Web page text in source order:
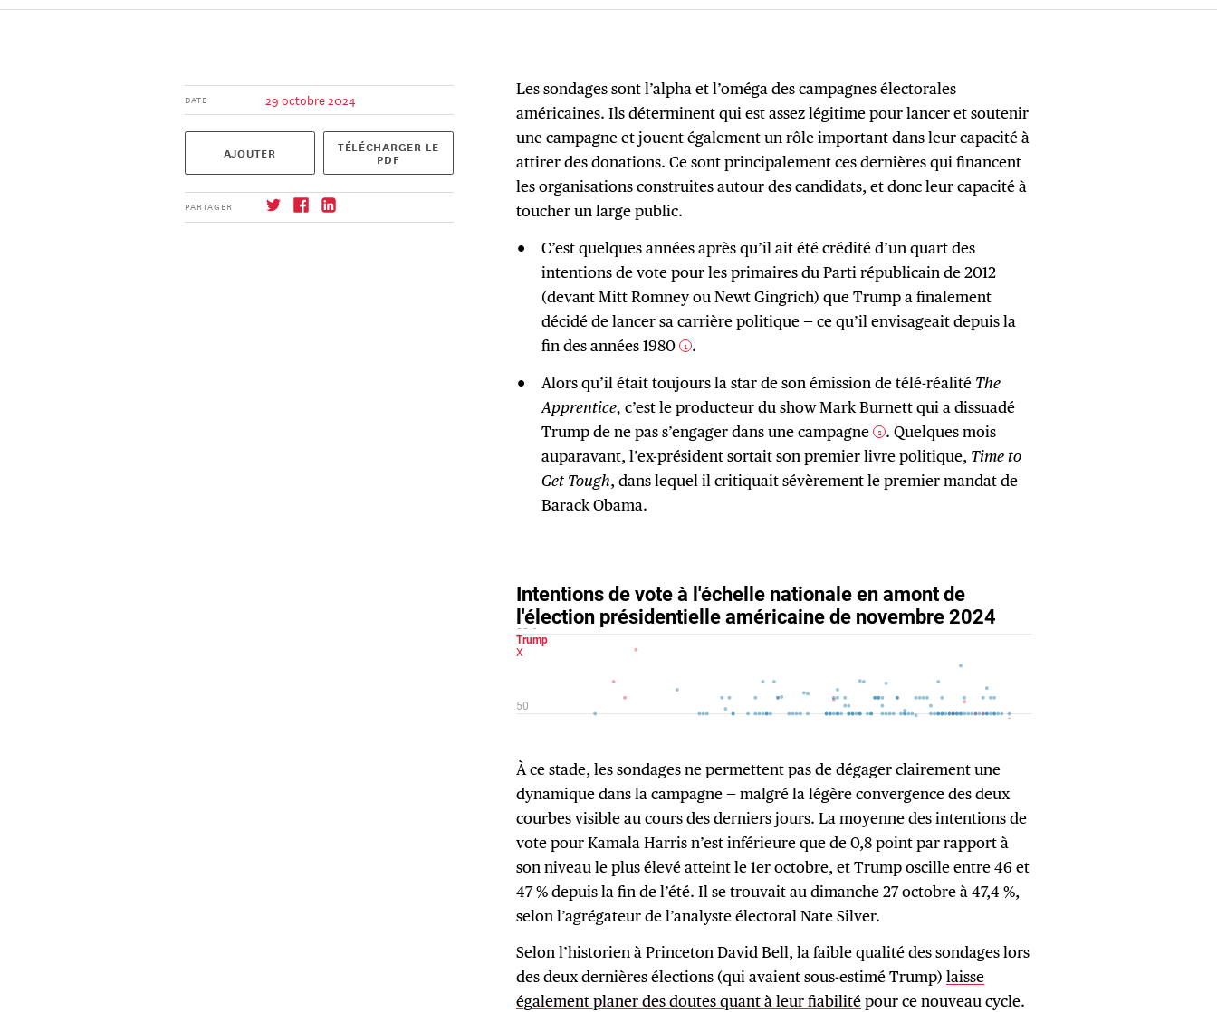
DATE 29 octobre 2024
AJOUTER TÉLÉCHARGER LE
PDF
PARTAGER
Les sondages sont l’alpha et l’oméga des campagnes électorales
américaines. Ils déterminent qui est assez légitime pour lancer et soutenir
une campagne et jouent également un rôle important dans leur capacité à
attirer des donations. Ce sont principalement ces dernières qui financent
les organisations construites autour des candidats, et donc leur capacité à
toucher un large public.
C’est quelques années après qu’il ait été crédité d’un quart des
intentions de vote pour les primaires du Parti républicain de 2012
(devant Mitt Romney ou Newt Gingrich) que Trump a finalement
décidé de lancer sa carrière politique — ce qu’il envisageait depuis la
fin des années 1980 1 .
Alors qu’il était toujours la star de son émission de télé-réalité The
Apprentice, c’est le producteur du show Mark Burnett qui a dissuadé
Trump de ne pas s’engager dans une campagne 2 . Quelques mois
auparavant, l’ex-président sortait son premier livre politique, Time to
Get Tough, dans lequel il critiquait sévèrement le premier mandat de
Barack Obama.
À ce stade, les sondages ne permettent pas de dégager clairement une
dynamique dans la campagne — malgré la légère convergence des deux
courbes visible au cours des derniers jours. La moyenne des intentions de
vote pour Kamala Harris n’est inférieure que de 0,8 point par rapport à
son niveau le plus élevé atteint le 1er octobre, et Trump oscille entre 46 et
47 % depuis la fin de l’été. Il se trouvait au dimanche 27 octobre à 47,4 %,
selon l’agrégateur de l’analyste électoral Nate Silver.
Selon l’historien à Princeton David Bell, la faible qualité des sondages lors
des deux dernières élections (qui avaient sous-estimé Trump)laisse
également planer des doutes quant à leur fiabilitépour ce nouveau cycle.